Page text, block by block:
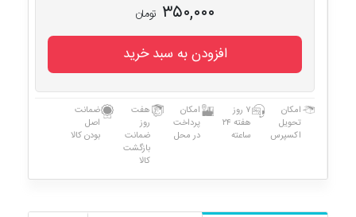
۳۵۰,۰۰۰ تومان
افزودن به سبد خرید
امکان
تحویل
اکسپرس
۷ روز
هفته ۲۴
ساعته
امکان
پرداخت
در محل
هفت
روز
ضمانت
بازگشت
کالا
ضمانت
اصل
بودن کالا